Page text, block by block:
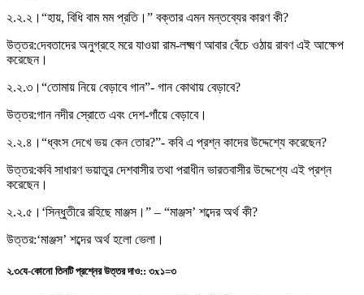
২.২.২। “হায়, বিধি বাম মম প্রতি।” বক্তার এমন মন্তব্যের কারণ কী?
উত্তর:দেবতাদের অনুগ্রহে মরে যাওয়া রাম-লক্ষ্মণ আবার বেঁচে ওঠায় রাবণ এই আক্ষেপ
করেছেন।
২.২.৩। “তােমায় নিয়ে বেড়াবে গান”- গান কোথায় বেড়াবে?
উত্তর:গান নদীর স্রোতে এবং দেশ-গাঁয়ে বেড়াবে।
২.২.৪। “ধ্বংস দেখে ভয় কেন তাের?”- কবি এ প্রশ্ন কাদের উদ্দেশ্যে করেছেন?
উত্তর:কবি সাধারণ ভয়াতুর দেশবাসীর তথা পরাধীন ভারতবাসীর উদ্দেশ্যে এই প্রশ্ন
করেছেন।
২.২.৫। ‘সিন্ধুতীরে রহিছে মাঞ্জস।” – “মাঞ্জস’ শব্দের অর্থ কী?
উত্তর:‘মাঞ্জস’ শব্দের অর্থ হলো ভেলা।
২.৩যে-কোনাে তিনটি প্রশ্নের উত্তর দাও:: ৩x১=৩